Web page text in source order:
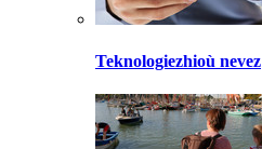
Teknologiezhioù nevez